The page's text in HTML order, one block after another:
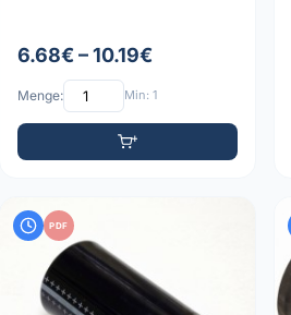
6.68€ – 10.19€
Menge: Min: 1
PDF